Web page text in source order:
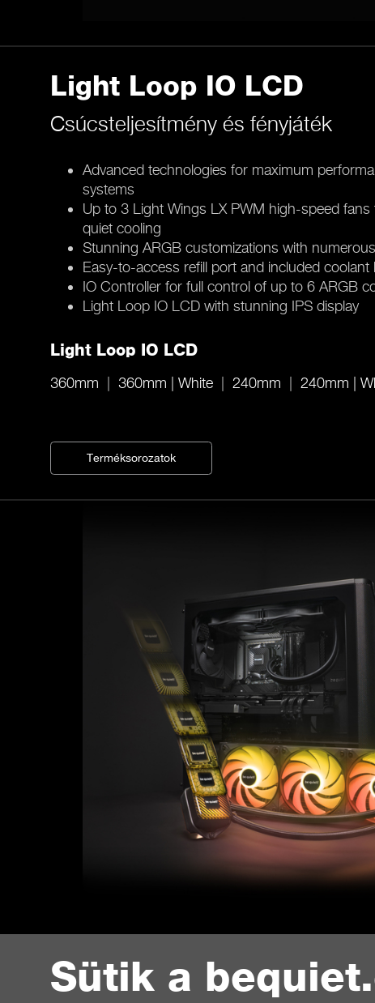
Sütik a
Light Loop IO LCD
Csúcsteljesítmény és fényjáték
Advanced technologies for maximum
systems
Up to 3 Light Wings LX PWM high-speed fans
quiet cooling
Stunning ARGB customizations with
Easy-to-access refill port and included coolant
IO Controller for full control of up to 6 ARGB
Light Loop IO LCD with stunning IPS display
Light Loop IO LCD
360mm 360mm | White 240mm 240mm |
Terméksorozatok